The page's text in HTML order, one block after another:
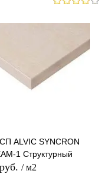
ALVIC SYNCRON
1 Структурный
/ м2